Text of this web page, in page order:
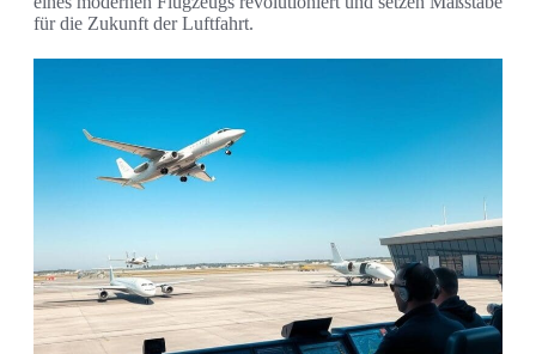
für die Zukunft der Luftfahrt.